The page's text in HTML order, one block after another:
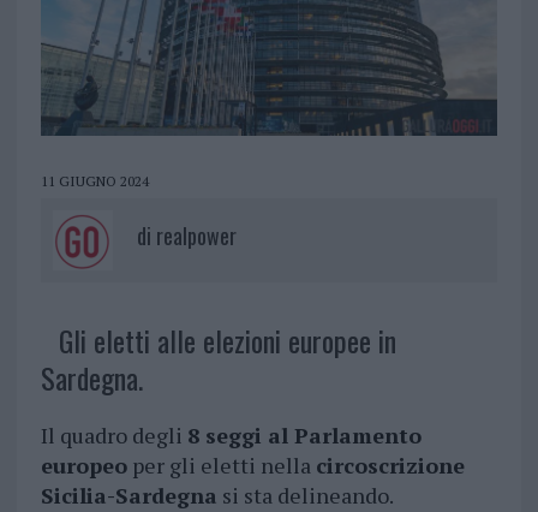
11 GIUGNO 2024
di realpower
Gli eletti alle elezioni europee in
Sardegna.
Il quadro degli 8 seggi al Parlamento
europeoper gli eletti nella circoscrizione
Sicilia-Sardegna si sta delineando.